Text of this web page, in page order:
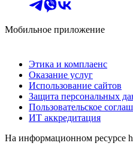
Мобильное приложение
Этика и комплаенс
Оказание услуг
Использование сайтов
Защита персональных
Пользовательское
ИТ аккредитация
На информационном ресурсе